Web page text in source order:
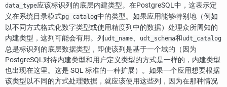
data_type应该标识列的底层内建类型。在PostgreSQL中，这表示定
义在系统目录模式pg_catalog中的类型。如果应用能够特别地（例如
以不同方式格式化数字类型或使用精度列中的数据）处理众所周知的
内建类型，这列可能会有用。列 udt_name、 udt_schema和udt_catalog
总是标识列的底层数据类型，即使该列是基于一个域的（因为
PostgreSQL对待内建类型和用户定义类型的方式是一样的，内建类型
也出现在这里。这是 SQL 标准的一种扩展）。如果一个应用想要根据
该类型以不同的方式处理数据，就应该使用这些列，因为在那种情况